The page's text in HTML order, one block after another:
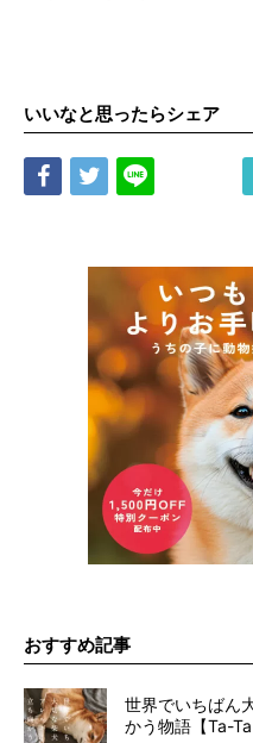
いいなと思ったらシェア
Share Tweet
おすすめ記事
世界でいちばん
かう物語【Ta-Ta